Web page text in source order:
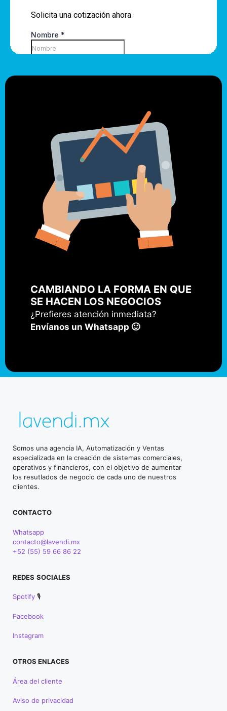
CAMBIANDO LA FORMA EN QUE
SE HACEN LOS NEGOCIOS
¿Prefieres atención inmediata?
Envíanos un Whatsapp 🙂
Somos una agencia IA, Automatización y Ventas
especializada en la creación de sistemas comerciales,
operativos y financieros, con el objetivo de aumentar
los resutlados de negocio de cada uno de nuestros
clientes.
CONTACTO
Whatsapp
contacto@lavendi.mx
+52 (55) 59 66 86 22
REDES SOCIALES
Spotify 🎙
Facebook
Instagram
OTROS ENLACES
Área del cliente
Aviso de privacidad